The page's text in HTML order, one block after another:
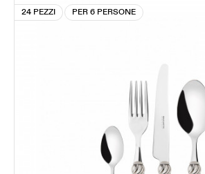
24 PEZZI PER 6 PERSONE